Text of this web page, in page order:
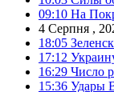
09:10 На
4 Серпня ,
18:05
17:12
16:29 Число
15:36 Удары